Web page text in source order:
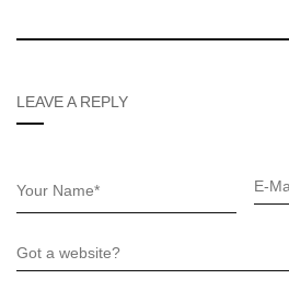
LEAVE A REPLY